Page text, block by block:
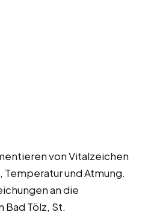
von Vitalzeichen
Temperatur und Atmung.
an die
Tölz, St.